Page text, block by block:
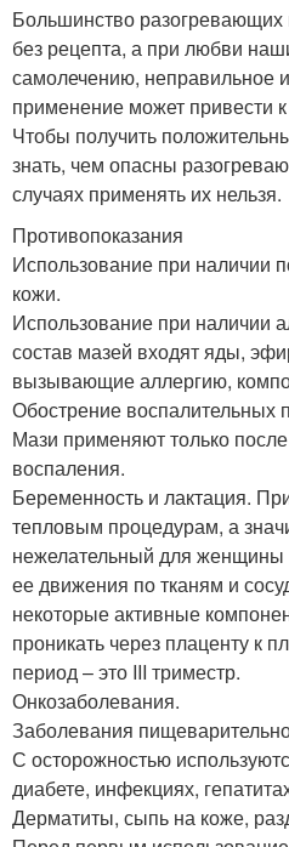
Большинство разогревающих
без рецепта, а при любви
самолечению, неправильное
применение может привести
Чтобы получить
знать, чем опасны
случаях применять их нельзя.
Противопоказания
Использование при наличии
кожи.
Использование при наличии
состав мазей входят яды,
вызывающие аллергию,
Обострение воспалительных
Мази применяют только
воспаления.
Беременность и лактация.
тепловым процедурам, а
нежелательный для женщины
ее движения по тканям и
некоторые активные
проникать через плаценту к
период – это III триместр.
Онкозаболевания.
Заболевания
С осторожностью
диабете, инфекциях,
Дерматиты, сыпь на коже,